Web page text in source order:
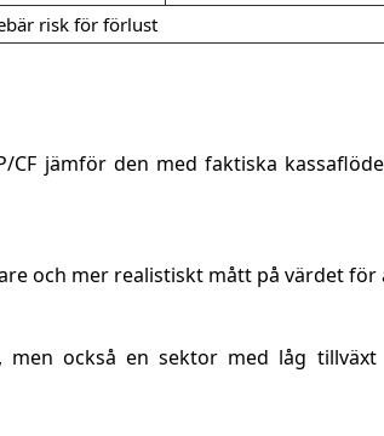
risk för förlust
jämför den med faktiska
och mer realistiskt mått på värdet för
men också en sektor med låg